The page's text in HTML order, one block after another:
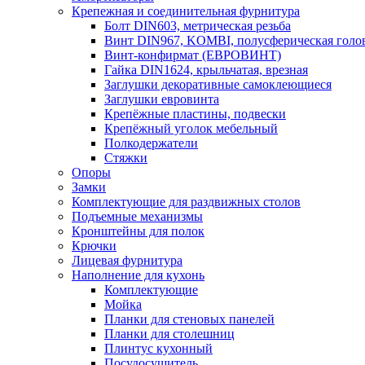
Крепежная и соединительная фурнитура
Болт DIN603, метрическая резьба
Винт DIN967, KOMBI, полусферическая
Винт-конфирмат (ЕВРОВИНТ)
Гайка DIN1624, крыльчатая, врезная
Заглушки декоративные самоклеющиеся
Заглушки евровинта
Крепёжные пластины, подвески
Крепёжный уголок мебельный
Полкодержатели
Стяжки
Опоры
Замки
Комплектующие для раздвижных столов
Подъемные механизмы
Кронштейны для полок
Крючки
Лицевая фурнитура
Наполнение для кухонь
Комплектующие
Мойка
Планки для стеновых панелей
Планки для столешниц
Плинтус кухонный